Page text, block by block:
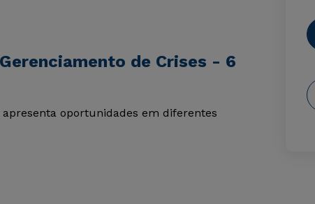
de Crises - 6
oportunidades em diferentes